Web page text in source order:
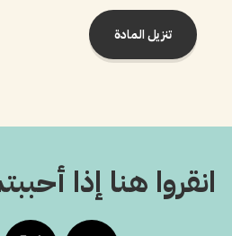
تنزيل المادة
انقروا هنا إذا